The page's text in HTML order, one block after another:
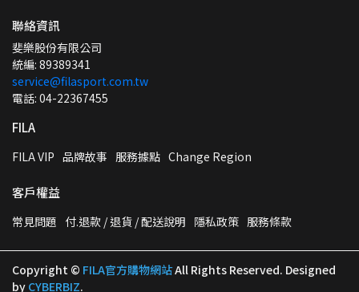
聯絡資訊
斐樂股份有限公司
統編: 89389341
service@filasport.com.tw
電話: 04-22367455
FILA
FILA VIP 品牌故事 服務據點 Change Region
客戶權益
常見問題 付.退款 / 退貨 / 配送說明 隱私政策 服務條款
Copyright © FILA官方購物網站All Rights Reserved. Designed
by CYBERBIZ.